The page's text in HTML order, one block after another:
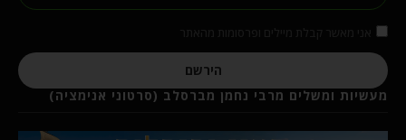
הירשם
מעשיות ומשלים מרבי נחמן מברסלב (סרטוני אנימציה)